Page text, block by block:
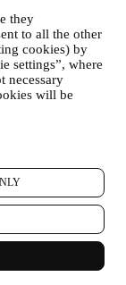
they
to all the other
cookies) by
settings”, where
necessary
will be
de nos produits,
pour
sommes
(s'ils souhaitent
constamment
d'achat, nous
êtes libre de le
nos magasins
les clients qui en
assistance et
Ce canal n'est pas
de carte de
demandée via
les conditions et